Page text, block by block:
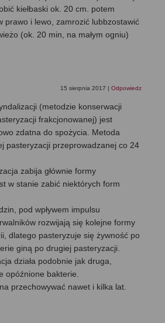
kiełbaski ok. 20 cm. potem
prawo i lewo, zamrozić lubbzostawić
(ok. 20 min, na małym ogniu)
15 sierpnia 2017 | Odpowiedz
(metodzie konserwacji
frakcjonowanej) jest
zdatna do spożycia. Metoda
pasteryzacji przeprowadzanej co 24
zabija głównie formy
w stanie zabić niektórych form
pod wpływem impulsu
rozwijają się kolejne formy
dlatego pasteryzuje się żywność po
giną po drugiej pasteryzacji.
działa podobnie jak druga,
opóźnione bakterie.
przechowywać nawet i kilka lat.